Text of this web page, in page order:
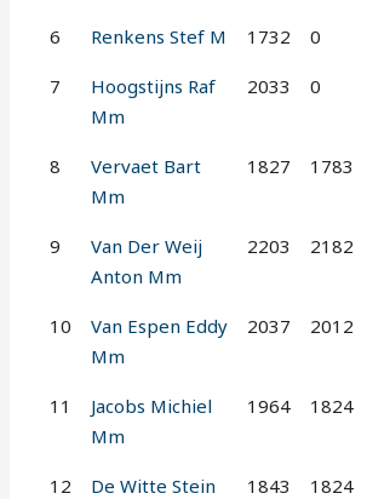
6 Renkens Stef M 1732 0
7
Hoogstijns Raf
Mm
2033 0
8
Vervaet Bart
Mm
1827 1783
9
Van Der Weij
Anton Mm
2203 2182
10
Van Espen Eddy
Mm
2037 2012
11
Jacobs Michiel
Mm
1964 1824
12
De Witte Stein
1843 1824